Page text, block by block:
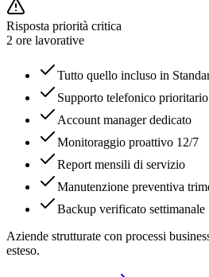
Risposta priorità critica
2 ore lavorative
Tutto quello incluso in
Supporto telefonico prioritario
Account manager dedicato
Monitoraggio proattivo 12/7
Report mensili di servizio
Manutenzione preventiva
Backup verificato settimanale
Aziende strutturate con processi
esteso.